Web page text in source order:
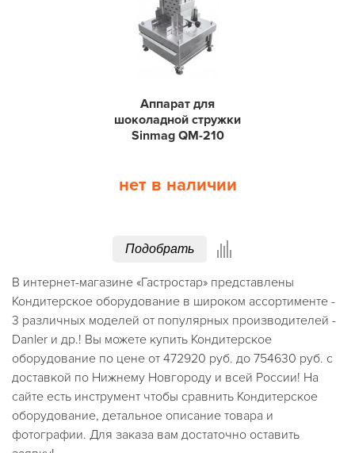
Аппарат для
шоколадной стружки
Sinmag QM-210
нет в наличии
Подобрать
В интернет-магазине «Гастростар» представлены
Кондитерское оборудование в широком ассортименте -
3 различных моделей от популярных производителей -
Danler и др.! Вы можете купить Кондитерское
оборудование по цене от 472920 руб. до 754630 руб. с
доставкой по Нижнему Новгороду и всей России! На
сайте есть инструмент чтобы сравнить Кондитерское
оборудование, детальное описание товара и
фотографии. Для заказа вам достаточно оставить